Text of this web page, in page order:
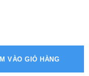
VÀO GIỎ HÀNG